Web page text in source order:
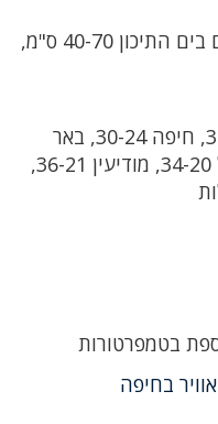
מזג אוויר חם מהרגיל, גובה גלים בים התיכון 40-70 ס"מ,
בירושלים 34-23, תל אביב 31-26, חיפה 30-24, באר
שבע 38-22, צפת 33-23, אריאל 34-20, מודיעין 36-21,
בטמפרטורות
בחיפה